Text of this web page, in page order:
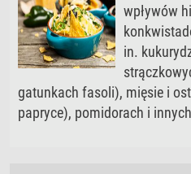
wpływów
in.
gatunkach fasoli), mięsie i
papryce), pomidorach i